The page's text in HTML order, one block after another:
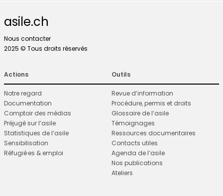
asile.ch
Nous contacter
2025 © Tous droits réservés
Actions
Notre regard
Documentation
Comptoir des médias
Préjugé sur l’asile
Statistiques de l’asile
Sensibilisation
Réfugié·es & emploi
Outils
Revue d’information
Procédure, permis et droits
Glossaire de l’asile
Témoignages
Ressources documentaires
Contacts utiles
Agenda de l’asile
Nos publications
Ateliers